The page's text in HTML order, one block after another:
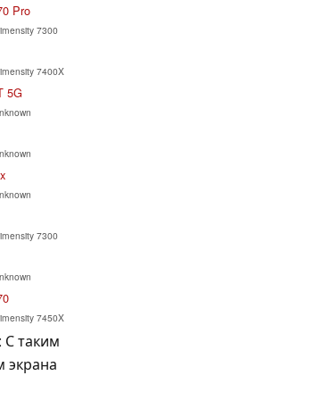
Pro
7300
7400X
5G
7300
7450X
таким
экрана